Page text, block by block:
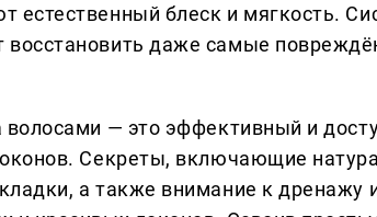
естественный блеск и мягкость.
восстановить даже самые
волосами — это эффективный и
Секреты, включающие
а также внимание к дренажу